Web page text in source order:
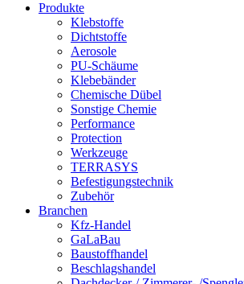
Produkte
Klebstoffe
Dichtstoffe
Aerosole
PU-Schäume
Klebebänder
Chemische Dübel
Sonstige Chemie
Performance
Protection
Werkzeuge
TERRASYS
Befestigungstechnik
Zubehör
Branchen
Kfz-Handel
GaLaBau
Baustoffhandel
Beschlagshandel